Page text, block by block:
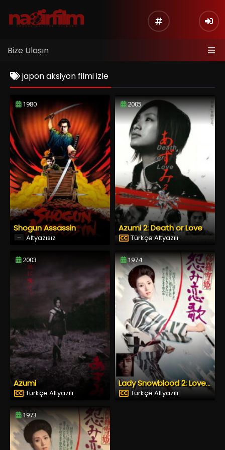
Bize Ulaşın
japon aksiyon filmi izle
1980
Shogun Assassin
Altyazısız
2005
Azumi 2: Death or Love
Türkçe Altyazılı
2003
Azumi
Türkçe Altyazılı
1974
Lady Snowblood 2: Love Song of Vengeance
Türkçe Altyazılı
1973